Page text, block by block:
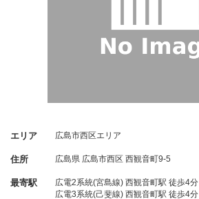
エリア 広島市西区エリア
住所 広島県 広島市西区 西観音町9-5
最寄駅
広電2系統(宮島線) 西観音町駅 徒歩4分
広電3系統(己斐線) 西観音町駅 徒歩4分